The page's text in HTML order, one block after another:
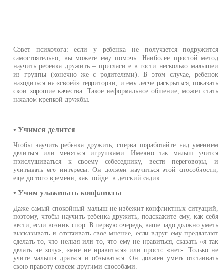
Совет психолога: если у ребенка не получается подружится
самостоятельно, вы можете ему помочь. Наиболее простой метод
научить ребенка дружить – пригласите в гости несколько малышей
из группы (конечно же с родителями). В этом случае, ребенок
находиться на «своей» территории, и ему легче раскрыться, показать
свои хорошие качества. Такое неформальное общение, может стать
началом крепкой дружбы.
• Учимся делится
Чтобы научить ребенка дружить, сперва поработайте над умением
делиться или меняться игрушками. Именно так малыш учится
прислушиваться к своему собеседнику, вести переговоры, и
учитывать его интересы. Он должен научиться этой способности,
еще до того времени, как пойдет в детский садик.
• Учим улаживать конфликты
Даже самый спокойный малыш не избежит конфликтных ситуаций,
поэтому, чтобы научить ребенка дружить, подскажите ему, как себя
вести, если возник спор. В первую очередь, ваше чадо должно уметь
высказывать и отстаивать свое мнение, если вдруг ему предлагают
сделать то, что нельзя или то, что ему не нравиться, сказать «я так
делать не хочу», «мне не нравиться» или просто «нет». Только не
учите малыша драться и обзываться. Он должен уметь отстаивать
свою правоту совсем другими способами.